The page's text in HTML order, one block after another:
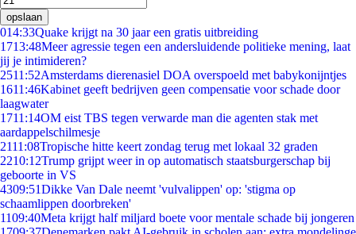
opslaan
014:33Quake krijgt na 30 jaar een gratis uitbreiding
1713:48Meer agressie tegen een andersluidende politieke mening, laat
jij je intimideren?
2511:52Amsterdams dierenasiel DOA overspoeld met babykonijntjes
1611:46Kabinet geeft bedrijven geen compensatie voor schade door
laagwater
1711:14OM eist TBS tegen verwarde man die agenten stak met
aardappelschilmesje
2111:08Tropische hitte keert zondag terug met lokaal 32 graden
2210:12Trump grijpt weer in op automatisch staatsburgerschap bij
geboorte in VS
4309:51Dikke Van Dale neemt 'vulvalippen' op: 'stigma op
schaamlippen doorbreken'
1109:40Meta krijgt half miljard boete voor mentale schade bij jongeren